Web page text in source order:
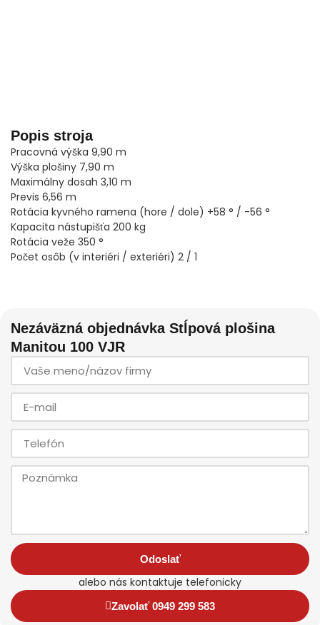
Popis stroja
Pracovná výška 9,90 m
Výška plošiny 7,90 m
Maximálny dosah 3,10 m
Previs 6,56 m
Rotácia kyvného ramena (hore / dole) +58 ° / -56 °
Kapacita nástupišťa 200 kg
Rotácia veže 350 °
Počet osôb (v interiéri / exteriéri) 2 / 1
Nezáväzná objednávka Stĺpová plošina
Manitou 100 VJR
Odoslať
alebo nás kontaktuje telefonicky
Zavolať 0949 299 583